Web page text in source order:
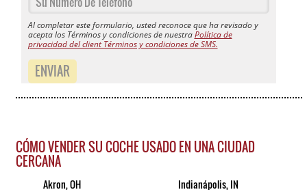
Al completar este formulario, usted reconoce que ha revisado y
acepta los Términos y condiciones de nuestraPolítica de
privacidad del client Términos y condiciones de SMS.
ENVIAR
CÓMO VENDER SU COCHE USADO EN UNA CIUDAD
CERCANA
Akron, OH
Indianápolis, IN